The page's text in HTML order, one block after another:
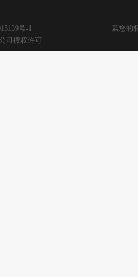
号-1
若您的
公司授权许可